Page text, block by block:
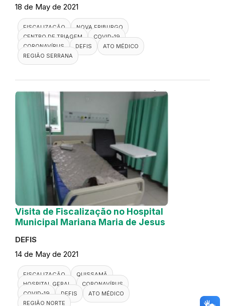
18 de May de 2021
FISCALIZAÇÃO
NOVA FRIBURGO
CENTRO DE TRIAGEM
COVID-19
CORONAVÍRUS
DEFIS
ATO MÉDICO
REGIÃO SERRANA
Visita de Fiscalização no Hospital
Municipal Mariana Maria de Jesus
DEFIS
14 de May de 2021
FISCALIZAÇÃO
QUISSAMÃ
HOSPITAL GERAL
CORONAVÍRUS
COVID-19
DEFIS
ATO MÉDICO
REGIÃO NORTE